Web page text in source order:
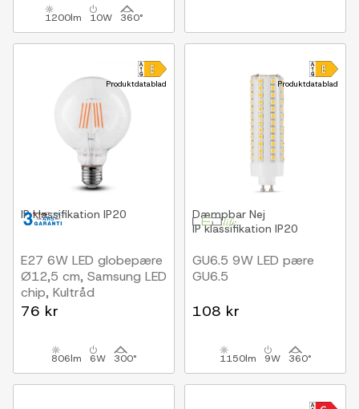
1200lm 10W 360°
Produktdatablad
IP klassifikation IP20
E27 6W LED globepære
Ø12,5 cm, Samsung LED
chip, Kultråd
76 kr
806lm 6W 300°
Produktdatablad
Dæmpbar Nej
IP klassifikation IP20
GU6.5 9W LED pære
GU6.5
108 kr
1150lm 9W 360°